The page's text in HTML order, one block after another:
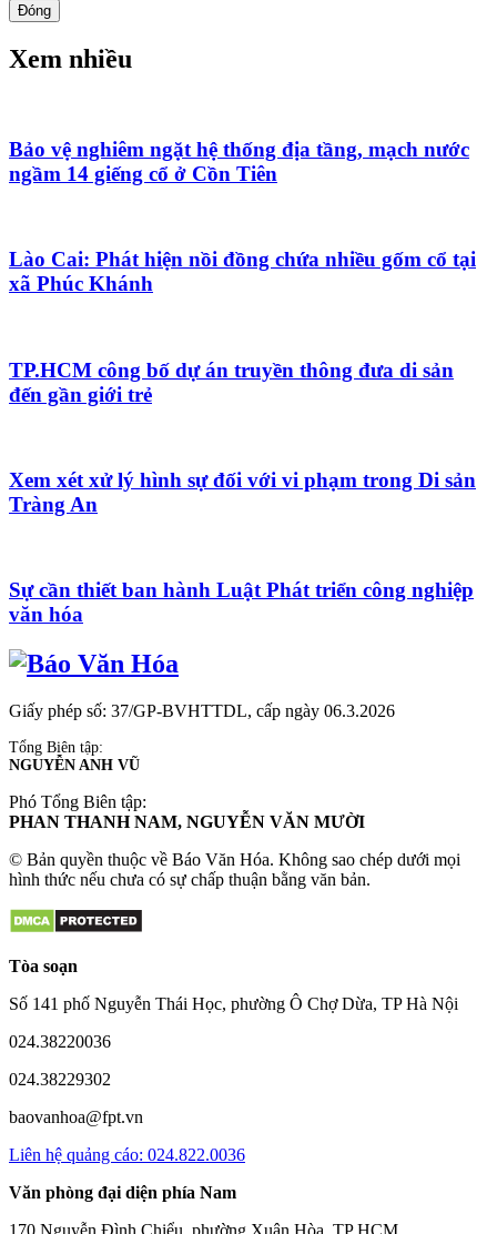
Đóng
Xem nhiều
Bảo vệ nghiêm ngặt hệ thống địa tầng, mạch nước
ngầm 14 giếng cổ ở Cồn Tiên
Lào Cai: Phát hiện nồi đồng chứa nhiều gốm cổ tại
xã Phúc Khánh
TP.HCM công bố dự án truyền thông đưa di sản
đến gần giới trẻ
Xem xét xử lý hình sự đối với vi phạm trong Di sản
Tràng An
Sự cần thiết ban hành Luật Phát triển công nghiệp
văn hóa
Giấy phép số: 37/GP-BVHTTDL, cấp ngày 06.3.2026
Tổng Biên tập:
NGUYỄN ANH VŨ
Phó Tổng Biên tập:
PHAN THANH NAM, NGUYỄN VĂN MƯỜI
© Bản quyền thuộc về Báo Văn Hóa. Không sao chép dưới mọi
hình thức nếu chưa có sự chấp thuận bằng văn bản.
Tòa soạn
Số 141 phố Nguyễn Thái Học, phường Ô Chợ Dừa, TP Hà Nội
024.38220036
024.38229302
baovanhoa@fpt.vn
Liên hệ quảng cáo: 024.822.0036
Văn phòng đại diện phía Nam